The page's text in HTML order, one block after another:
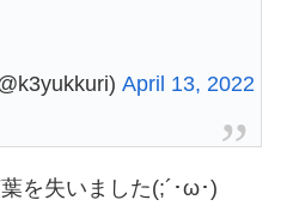
April 13, 2022
を失いました(;´･ω･)